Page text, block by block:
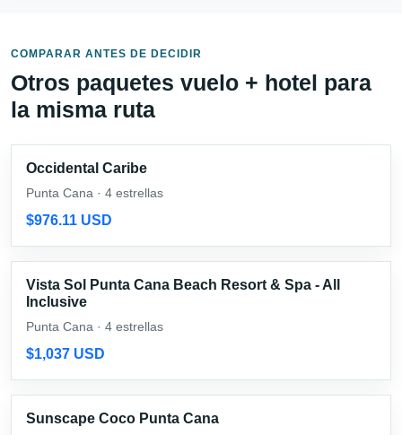
COMPARAR ANTES DE DECIDIR
Otros paquetes vuelo + hotel para
la misma ruta
Occidental Caribe
Punta Cana · 4 estrellas
$976.11 USD
Vista Sol Punta Cana Beach Resort & Spa - All
Inclusive
Punta Cana · 4 estrellas
$1,037 USD
Sunscape Coco Punta Cana